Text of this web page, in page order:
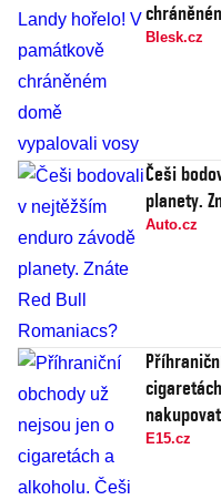
Blesk.cz
Češi
planety.
Auto.cz
E15.cz